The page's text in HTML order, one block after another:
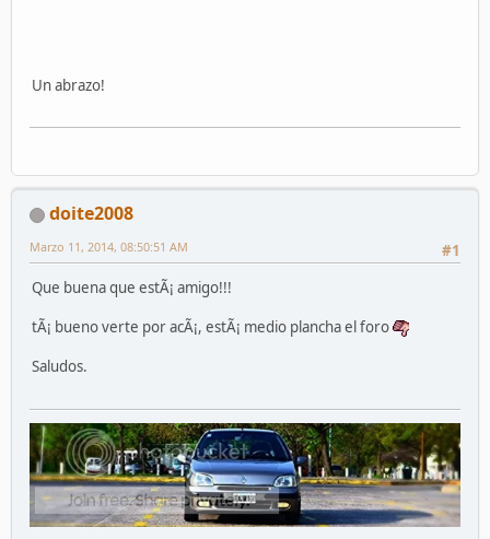
Un abrazo!
doite2008
#1
Marzo 11, 2014, 08:50:51 AM
Que buena que estÃ¡ amigo!!!
tÃ¡ bueno verte por acÃ¡, estÃ¡ medio plancha el foro
Saludos.